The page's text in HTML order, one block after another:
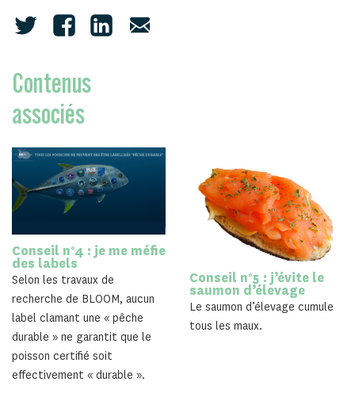
Contenus
associés
Conseil n°4 : je me méfie
des labels
Selon les travaux de
recherche de BLOOM, aucun
label clamant une « pêche
durable » ne garantit que le
poisson certifié soit
effectivement « durable ».
Conseil n°5 : j’évite le
saumon d’élevage
Le saumon d’élevage cumule
tous les maux.